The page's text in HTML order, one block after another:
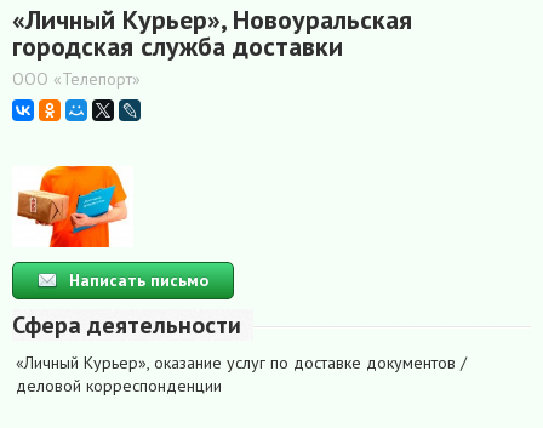
«Личный Курьер», Новоуральская
городская служба доставки
ООО «Телепорт»
Написать письмо
Сфера деятельности
«Личный Курьер», оказание услуг по доставке документов /
деловой корреспонденции